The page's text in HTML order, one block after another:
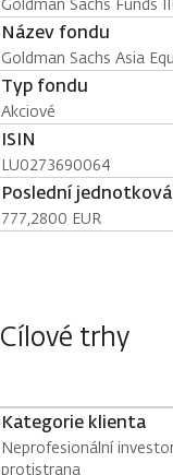
Název fondu
Goldman Sachs Asia
Typ fondu
Akciové
ISIN
LU0273690064
Poslední
777,2800 EUR
Cílové trhy
Kategorie klienta
Neprofesionální
protistrana